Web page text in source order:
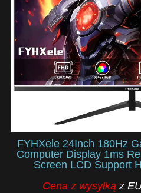
FYHXele 24Inch 180Hz
Computer Display 1ms
Screen LCD Support
Cena z wysyłką z